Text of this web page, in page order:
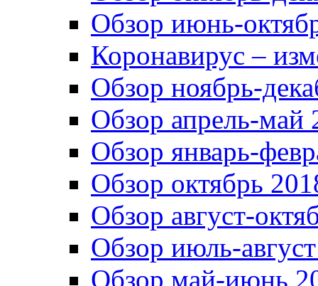
Обзор июнь-
Коронавирус –
Обзор ноябрь-
Обзор апрель-май
Обзор январь-
Обзор октябрь
Обзор август-
Обзор июль-
Обзор май-июнь